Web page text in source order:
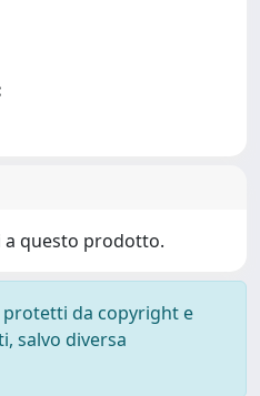
a questo prodotto.
protetti da copyright e
salvo diversa